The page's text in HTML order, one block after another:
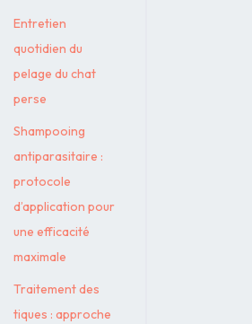
Entretien
quotidien du
pelage du chat
perse
Shampooing
antiparasitaire :
protocole
d’application pour
une efficacité
maximale
Traitement des
tiques : approche